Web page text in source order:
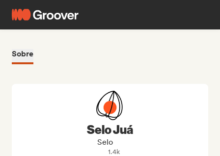
Sobre
Selo Juá
Selo
1.4k